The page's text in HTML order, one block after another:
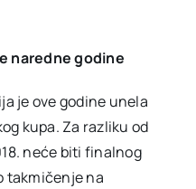
naredne godine
je ove godine unela
kupa. Za razliku od
neće biti finalnog
takmičenje na